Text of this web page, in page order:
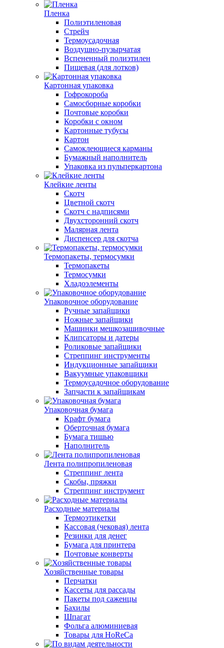
Пленка
Полиэтиленовая
Стрейч
Термоусадочная
Воздушно-пузырчатая
Вспененный полиэтилен
Пищевая (для лотков)
Картонная упаковка
Гофрокороба
Самосборные коробки
Почтовые коробки
Коробки с окном
Картонные тубусы
Картон
Самоклеющиеся карманы
Бумажный наполнитель
Упаковка из пульперкартона
Клейкие ленты
Скотч
Цветной скотч
Скотч с надписями
Двухсторонний скотч
Малярная лента
Диспенсер для скотча
Термопакеты, термосумки
Термопакеты
Термосумки
Хладоэлементы
Упаковочное оборудование
Ручные запайщики
Ножные запайщики
Машинки мешкозашивочные
Клипсаторы и датеры
Роликовые запайщики
Стреппинг инструменты
Индукционные запайщики
Вакуумные упаковщики
Термоусадочное оборудование
Запчасти к запайщикам
Упаковочная бумага
Крафт бумага
Оберточная бумага
Бумага тишью
Наполнитель
Лента полипропиленовая
Стреппинг лента
Скобы, пряжки
Стреппинг инструмент
Расходные материалы
Термоэтикетки
Кассовая (чековая) лента
Резинки для денег
Бумага для принтера
Почтовые конверты
Хозяйственные товары
Перчатки
Кассеты для рассады
Пакеты под саженцы
Бахилы
Шпагат
Фольга алюминиевая
Товары для HoReCa